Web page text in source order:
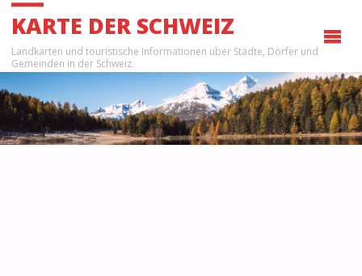
KARTE DER SCHWEIZ
Landkarten und touristische Informationen über Städte, Dörfer und
Gemeinden in der Schweiz.